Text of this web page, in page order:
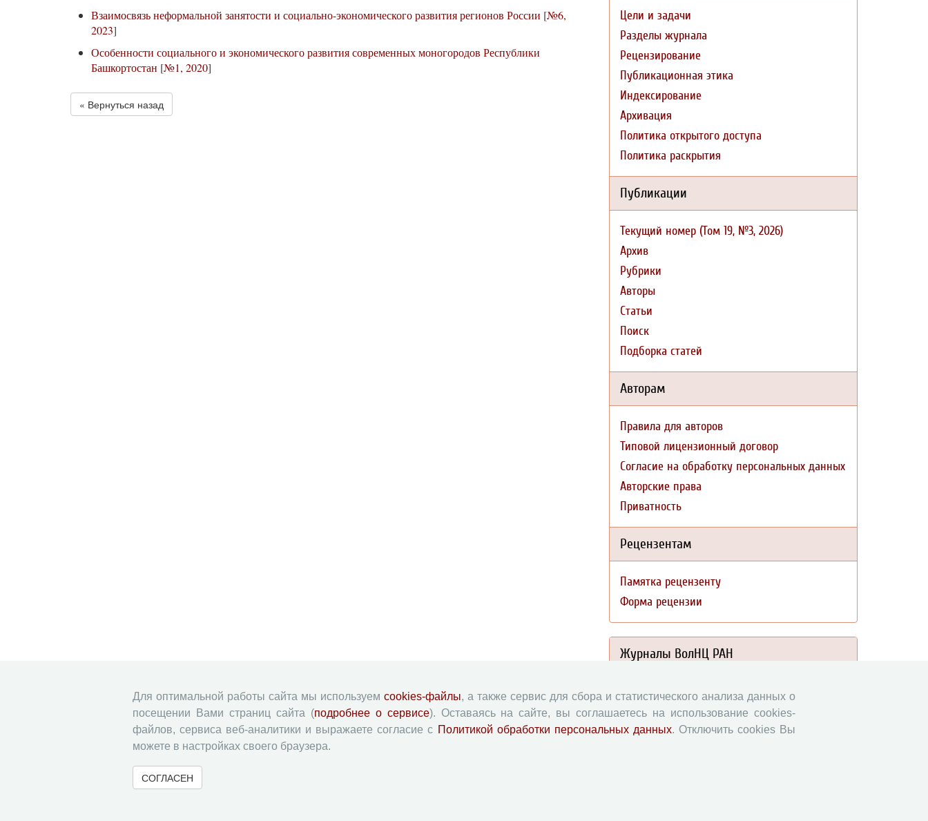
Взаимосвязь неформальной занятости и социально-экономического развития регионов России [№6,
2023]
Особенности социального и экономического развития современных моногородов Республики
Башкортостан [№1, 2020]
« Вернуться назад
Цели и задачи
Разделы журнала
Рецензирование
Публикационная этика
Индексирование
Архивация
Политика открытого доступа
Политика раскрытия
Публикации
Текущий номер (Том 19, №3, 2026)
Архив
Рубрики
Авторы
Статьи
Поиск
Подборка статей
Авторам
Правила для авторов
Типовой лицензионный договор
Согласие на обработку персональных данных
Авторские права
Приватность
Рецензентам
Памятка рецензенту
Форма рецензии
Журналы ВолНЦ РАН
Экономические и социальные перемены
Проблемы развития территории
Вопросы территориального развития
Для оптимальной работы сайта мы используем cookies-файлы, а также сервис для сбора и статистического анализа данных о
посещении Вами страниц сайта (подробнее о сервисе). Оставаясь на сайте, вы соглашаетесь на использование cookies-
файлов, сервиса веб-аналитики и выражаете согласие с Политикой обработки персональных данных. Отключить cookies Вы
можете в настройках своего браузера.
СОГЛАСЕН